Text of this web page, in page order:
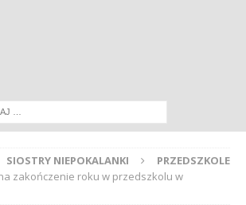
SIOSTRY NIEPOKALANKI
PRZEDSZKOLE
zakończenie roku w przedszkolu w